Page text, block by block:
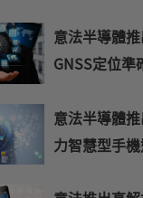
意法半導體
GNSS定位準
意法半導體
力智慧型手